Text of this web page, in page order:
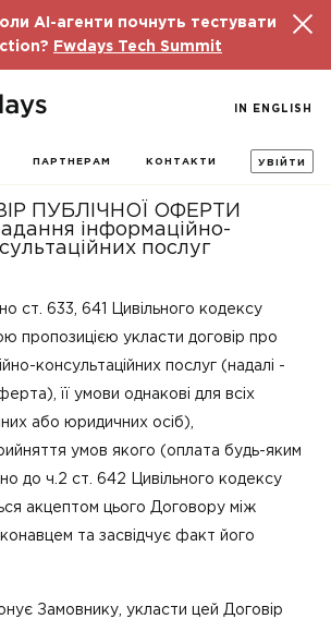
AI-агенти почнуть тестувати
Fwdays Tech Summit
ПАРТНЕРАМ КОНТАКТИ УВІЙТИ
IN ENGLISH
ПУБЛІЧНОЇ ОФЕРТИ
інформаційно-
послуг
ст. 633, 641 Цивільного кодексу
пропозицією укласти договір про
консультаційних послуг (надалі -
її умови однакові для всіх
або юридичних осіб),
умов якого (оплата будь-яким
до ч.2 ст. 642 Цивільного кодексу
акцептом цього Договору між
та засвідчує факт його
Замовнику, укласти цей Договір